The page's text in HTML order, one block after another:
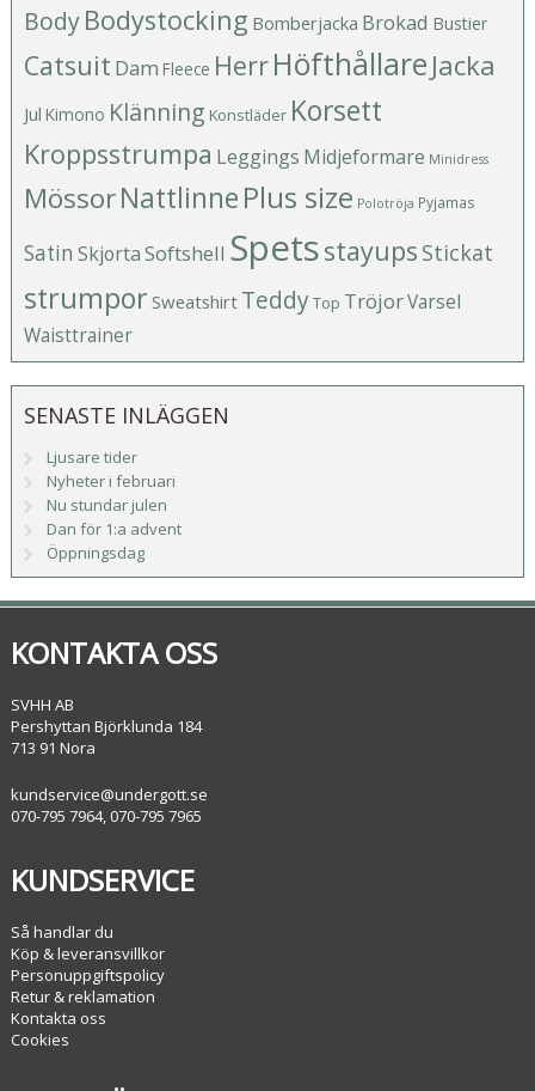
BodyBodystocking Bomberjacka Brokad Bustier
Catsuit Dam Fleece HerrHöfthållare Jacka
Jul Kimono Klänning Konstläder Korsett
Kroppsstrumpa Leggings Midjeformare Minidress
MössorNattlinnePlus size Polotröja Pyjamas
Satin SkjortaSoftshell Spetsstayups Stickat
strumporSweatshirt TeddyTop TröjorVarsel
Waisttrainer
SENASTE INLÄGGEN
Ljusare tider
Nyheter i februari
Nu stundar julen
Dan för 1:a advent
Öppningsdag
KONTAKTA OSS
SVHH AB
Pershyttan Björklunda 184
713 91 Nora
kundservice@undergott.se
070-795 7964, 070-795 7965
KUNDSERVICE
Så handlar du
Köp & leveransvillkor
Personuppgiftspolicy
Retur & reklamation
Kontakta oss
Cookies